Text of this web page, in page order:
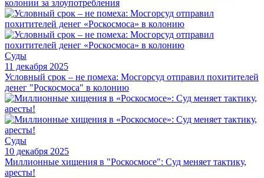
колонии за злоупотребления
Суды
11 декабря 2025
Условный срок – не помеха: Мосгорсуд отправил похитителей
денег "Роскосмоса" в колонию
Суды
10 декабря 2025
Миллионные хищения в "Роскосмосе": Суд меняет тактику,
аресты!